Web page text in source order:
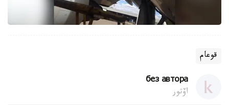
قوعام
без автора
اۆتور